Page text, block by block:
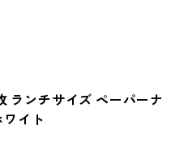
ランチサイズ ペーパーナ
イト